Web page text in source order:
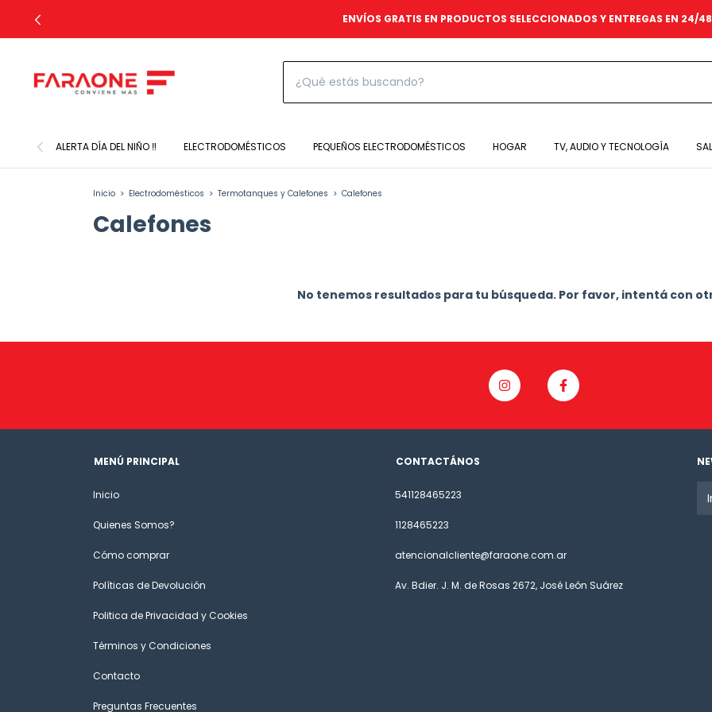
ENVÍOS GRATIS EN PRODUCTOS SELECCIONADOS Y ENTREGAS EN 24/
ALERTA DÍA DEL NIÑO ‼️ ELECTRODOMÉSTICOS PEQUEÑOS ELECTRODOMÉSTICOS HOGAR TV, AUDIO Y TECNOLOGÍA
Inicio > Electrodomésticos > Termotanques y Calefones > Calefones
Calefones
No tenemos resultados para tu búsqueda. Por favor, intentá con
MENÚ PRINCIPAL
Inicio
Quienes Somos?
Cómo comprar
Políticas de Devolución
Politica de Privacidad y Cookies
Términos y Condiciones
Contacto
Preguntas Frecuentes
CONTACTÁNOS
541128465223
1128465223
atencionalcliente@faraone.com.ar
Av. Bdier. J. M. de Rosas 2672, José León Suárez